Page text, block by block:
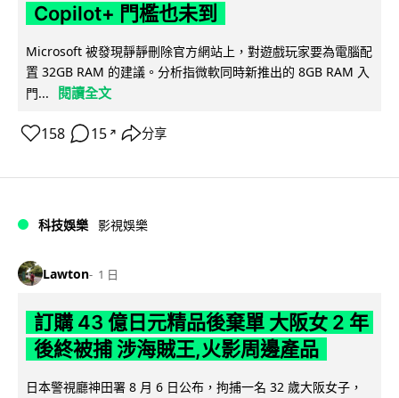
Copilot+ 門檻也未到
Microsoft 被發現靜靜刪除官方網站上，對遊戲玩家要為電腦配
置 32GB RAM 的建議。分析指微軟同時新推出的 8GB RAM 入
門...
閱讀全文
158 15 ↗ 分享
科技娛樂 影視娛樂
Lawton 1 日
訂購 43 億日元精品後棄單 大阪女 2 年
後終被捕 涉海賊王,火影周邊產品
日本警視廳神田署 8 月 6 日公布，拘捕一名 32 歲大阪女子，